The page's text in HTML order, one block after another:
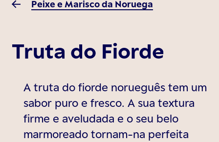
Peixe e Marisco da Noruega
Truta do Fiorde
A truta do fiorde norueguês tem um
sabor puro e fresco. A sua textura
firme e aveludada e o seu belo
marmoreado tornam-na perfeita